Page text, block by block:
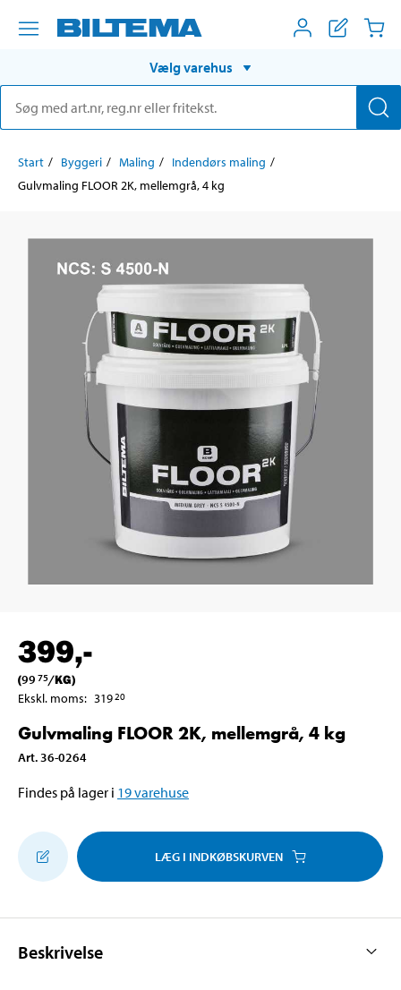
Vælg varehus
Start Byggeri Maling
Indendørs maling
Gulvmaling FLOOR 2K, mellemgrå, 4 kg
399,-
(99 75/KG)
Ekskl. moms: 31920
Gulvmaling FLOOR 2K, mellemgrå, 4 kg
Art. 36-0264
Findes på lager i 19varehuse
LÆG I INDKØBSKURVEN
Beskrivelse